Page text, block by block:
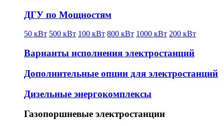
ДГУ по Мощностям
50 кВт 500 кВт 100 кВт 800 кВт 1000 кВт 200 кВт
Варианты исполнения электростанций
Дополнительные опции для электростанций
Дизельные энергокомплексы
Газопоршневые электростанции